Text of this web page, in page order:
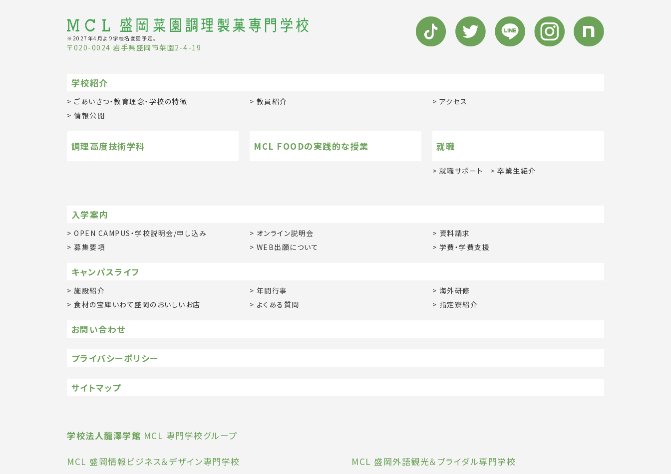
※2027年4月より学校名変更予定。
〒020-0024 岩手県盛岡市菜園2-4-19
学校紹介
ごあいさつ・教育理念・学校の特徴 教員紹介
アクセス
情報公開
調理高度技術学科 MCL FOODの実践的な授業 就職
就職サポート 卒業生紹介
入学案内
OPEN CAMPUS・学校説明会/申し込み オンライン説明会
資料請求
募集要項
WEB出願について 学費・学費支援
キャンパスライフ
施設紹介 年間行事
海外研修
食材の宝庫いわて盛岡のおいしいお店
よくある質問 指定寮紹介
お問い合わせ
プライバシーポリシー
サイトマップ
学校法人龍澤学館 MCL 専門学校グループ
MCL 盛岡情報ビジネス＆デザイン専門学校
MCL 盛岡外語観光＆ブライダル専門学校